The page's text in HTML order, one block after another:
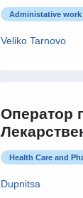
Administative
Veliko Tarnovo
Оператор
Health Care and
Dupnitsa